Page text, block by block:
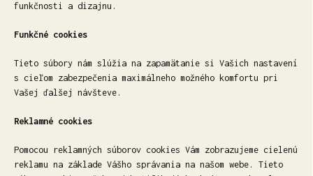
funkčnosti a dizajnu.
Funkčné cookies
Tieto súbory nám slúžia na zapamätanie si Vašich nastavení
s cieľom zabezpečenia maximálneho možného komfortu pri
Vašej ďalšej návšteve.
Reklamné cookies
Pomocou reklamných súborov cookies Vám zobrazujeme cielenú
reklamu na základe Vášho správania na našom webe. Tieto